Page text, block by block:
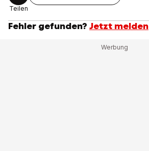
Teilen
Fehler gefunden? Jetzt melden